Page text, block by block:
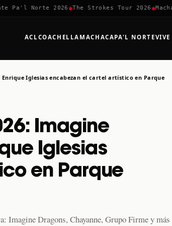
Norte 2026 ✱The Strokes Tour 2026 ✱Machaca
ACLCOACHELLA MACHACAPA'L NORTE
Iglesias encabezan el cartel artístico en Parque
Imagine
Iglesias
en Parque
Imagine Dragons, Chayanne, Grupo Firme y más